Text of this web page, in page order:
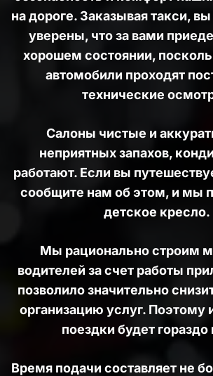
на дороге. Заказывая такси,
уверены, что за вами
хорошем состоянии,
автомобили проходят
технические
Салоны чистые и
неприятных запахов,
работают. Если вы
сообщите нам об этом, и мы
детское кресло.
Мы рационально строим
водителей за счет работы
позволило значительно
организацию услуг. Поэтому
поездки будет
Время подачи составляет не